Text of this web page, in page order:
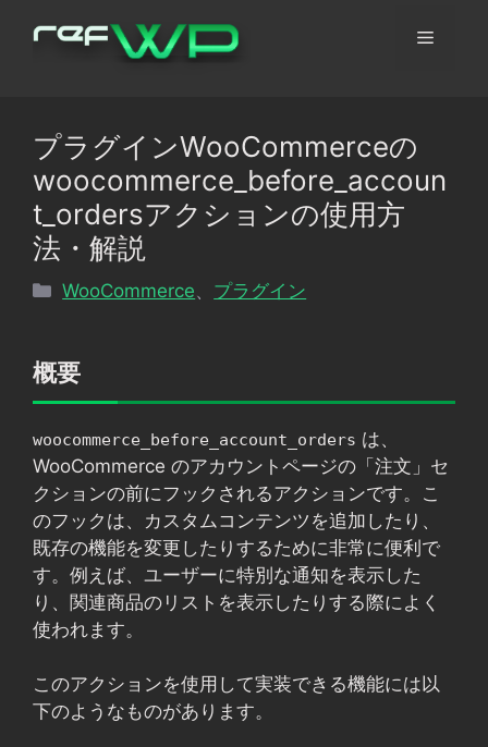
メ
プラグインWooCommerceの
woocommerce_before_accoun
t_ordersアクションの使用方
法・解説
カ
リ
WooCommerce プラグイン
概要
woocommerce_before_account_orders は、
WooCommerce のアカウントページの「注文」セ
クションの前にフックされるアクションです。こ
のフックは、カスタムコンテンツを追加したり、
既存の機能を変更したりするために非常に便利で
す。例えば、ユーザーに特別な通知を表示した
り、関連商品のリストを表示したりする際によく
使われます。
このアクションを使用して実装できる機能には以
下のようなものがあります。